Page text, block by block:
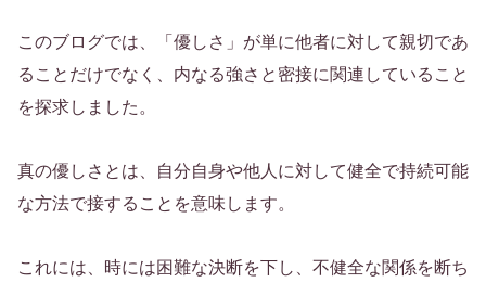
このブログでは、「優しさ」が単に他者に対して親切であ
ることだけでなく、内なる強さと密接に関連していること
を探求しました。
真の優しさとは、自分自身や他人に対して健全で持続可能
な方法で接することを意味します。
これには、時には困難な決断を下し、不健全な関係を断ち